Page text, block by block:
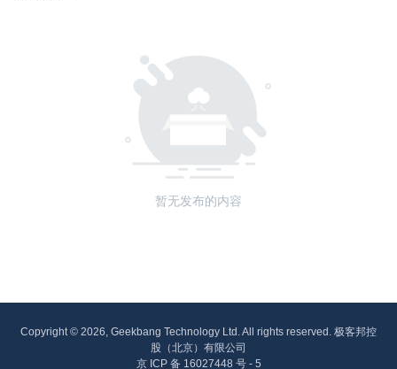
暂无发布的内容
Copyright © 2026, Geekbang Technology Ltd. All rights reserved. 极客邦控
股（北京）有限公司
京 ICP 备 16027448 号 - 5